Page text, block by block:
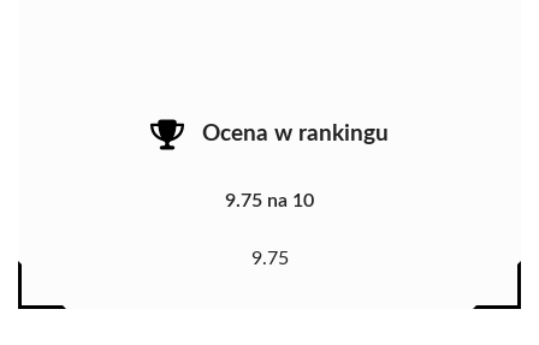
Ocena w rankingu
9.75 na 10
9.75